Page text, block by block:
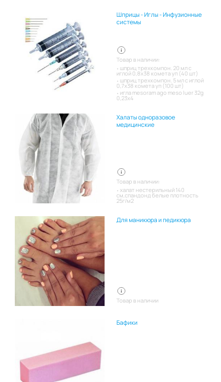
Шприцы - Иглы - Инфузионные
системы
Товар в наличии:
шприц трехкомпон. 20 мл с
иглой 0,8х38 комета уп (40 шт)
шприц трехкомпон. 5 мл с иглой
0,7х38 комета уп (100 шт)
игла mesoram ago meso luer 32g
0,23x4
Халаты одноразовое
медицинские
Товар в наличии:
халат нестерильный 140
см,спандонд белые плотность
25г/м2
Для маникюра и педикюра
Товар в наличии
Бафики